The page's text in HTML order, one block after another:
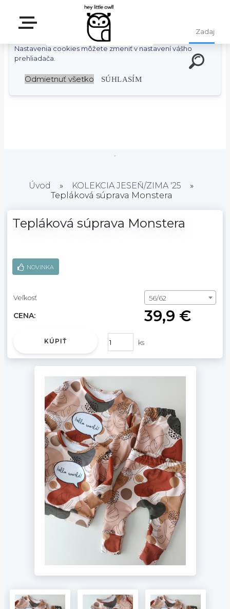
S cieľom uľahčiť užívateľom používať naše webové stránky
využívame cookies. Používaním našich stránok súhlasíte s
ukladaním súborov cookie na vašom počítači / zariadení.
Nastavenia cookies môžete zmeniť v nastavení vášho
prehliadača.
Odmietnuť všetko SÚHLASÍM
Úvod » KOLEKCIA JESEŇ/ZIMA '25
»
Tepláková súprava Monstera
Tepláková súprava Monstera
NOVINKA
Veľkosť 56/62
CENA: 39,9 €
ks
KÚPIŤ